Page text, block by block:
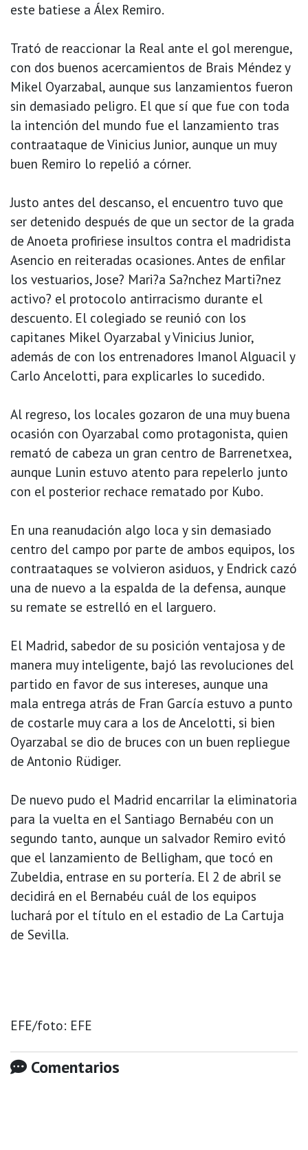
este batiese a Álex Remiro.
Trató de reaccionar la Real ante el gol merengue,
con dos buenos acercamientos de Brais Méndez y
Mikel Oyarzabal, aunque sus lanzamientos fueron
sin demasiado peligro. El que sí que fue con toda
la intención del mundo fue el lanzamiento tras
contraataque de Vinicius Junior, aunque un muy
buen Remiro lo repelió a córner.
Justo antes del descanso, el encuentro tuvo que
ser detenido después de que un sector de la grada
de Anoeta profiriese insultos contra el madridista
Asencio en reiteradas ocasiones. Antes de enfilar
los vestuarios, Jose? Mari?a Sa?nchez Marti?nez
activo? el protocolo antirracismo durante el
descuento. El colegiado se reunió con los
capitanes Mikel Oyarzabal y Vinicius Junior,
además de con los entrenadores Imanol Alguacil y
Carlo Ancelotti, para explicarles lo sucedido.
Al regreso, los locales gozaron de una muy buena
ocasión con Oyarzabal como protagonista, quien
remató de cabeza un gran centro de Barrenetxea,
aunque Lunin estuvo atento para repelerlo junto
con el posterior rechace rematado por Kubo.
En una reanudación algo loca y sin demasiado
centro del campo por parte de ambos equipos, los
contraataques se volvieron asiduos, y Endrick cazó
una de nuevo a la espalda de la defensa, aunque
su remate se estrelló en el larguero.
El Madrid, sabedor de su posición ventajosa y de
manera muy inteligente, bajó las revoluciones del
partido en favor de sus intereses, aunque una
mala entrega atrás de Fran García estuvo a punto
de costarle muy cara a los de Ancelotti, si bien
Oyarzabal se dio de bruces con un buen repliegue
de Antonio Rüdiger.
De nuevo pudo el Madrid encarrilar la eliminatoria
para la vuelta en el Santiago Bernabéu con un
segundo tanto, aunque un salvador Remiro evitó
que el lanzamiento de Belligham, que tocó en
Zubeldia, entrase en su portería. El 2 de abril se
decidirá en el Bernabéu cuál de los equipos
luchará por el título en el estadio de La Cartuja
de Sevilla.
EFE/foto: EFE
Comentarios